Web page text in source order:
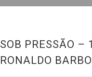
SOB PRESSÃO –
RONALDO